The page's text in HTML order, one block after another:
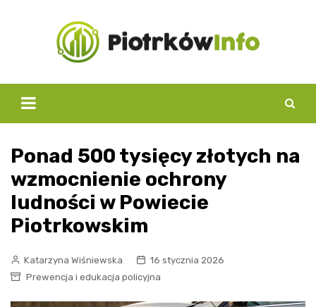
Ponad 500 tysięcy złotych na
wzmocnienie ochrony
ludności w Powiecie
Piotrkowskim
Katarzyna Wiśniewska
16 stycznia 2026
Prewencja i edukacja policyjna